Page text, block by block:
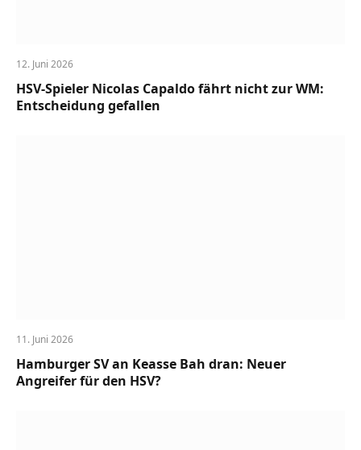
12. Juni 2026
HSV-Spieler Nicolas Capaldo fährt nicht zur WM:
Entscheidung gefallen
11. Juni 2026
Hamburger SV an Keasse Bah dran: Neuer
Angreifer für den HSV?